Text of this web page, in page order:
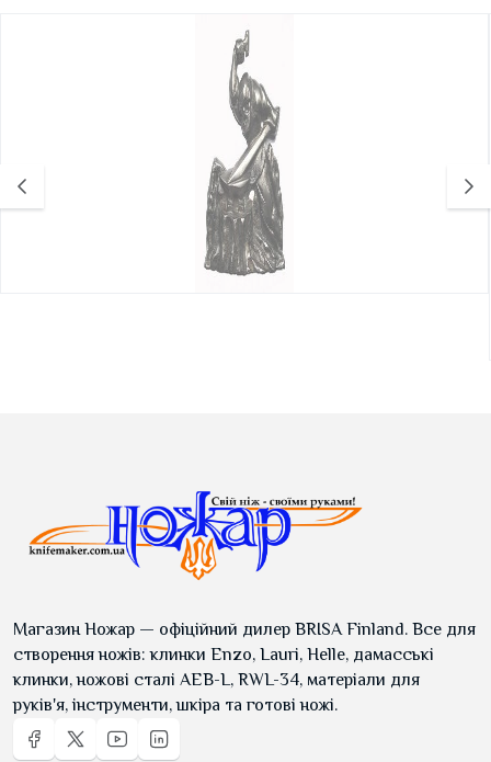
Магазин Ножар — офіційний дилер BRISA Finland. Все для
створення ножів: клинки Enzo, Lauri, Helle, дамасські
клинки, ножові сталі AEB-L, RWL-34, матеріали для
руків'я, інструменти, шкіра та готові ножі.